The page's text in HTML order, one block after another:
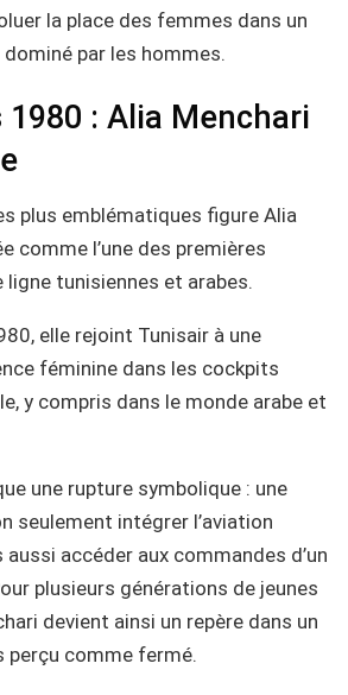
la place des femmes dans un
par les hommes.
1980 : Alia Menchari
plus emblématiques figure Alia
comme l’une des premières
tunisiennes et arabes.
elle rejoint Tunisair à une
féminine dans les cockpits
y compris dans le monde arabe et
une rupture symbolique : une
seulement intégrer l’aviation
accéder aux commandes d’un
plusieurs générations de jeunes
devient ainsi un repère dans un
perçu comme fermé.